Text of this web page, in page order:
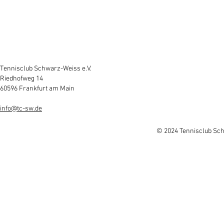
Tennisclub Schwarz-Weiss e.V.
Riedhofweg 14
60596 Frankfurt am Main
info@tc-sw.de
© 2024 Tennisclub